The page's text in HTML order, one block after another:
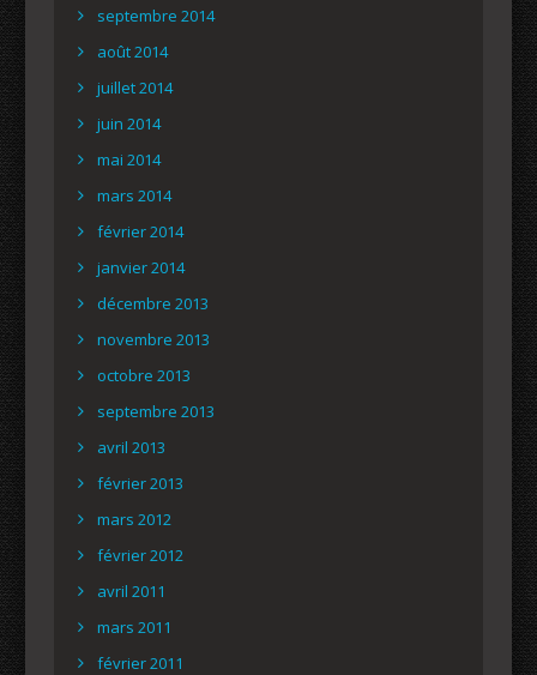
septembre 2014
août 2014
juillet 2014
juin 2014
mai 2014
mars 2014
février 2014
janvier 2014
décembre 2013
novembre 2013
octobre 2013
septembre 2013
avril 2013
février 2013
mars 2012
février 2012
avril 2011
mars 2011
février 2011